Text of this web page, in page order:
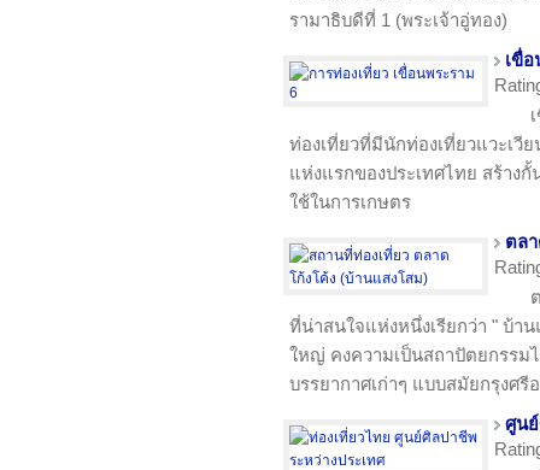
รามาธิบดีที่ 1 (พระเจ้าอู่ทอง)
เขื่
ท่องเที่ยวที่มีนักท่องเที่ยวแวะเวี
แห่งแรกของประเทศไทย สร้าง
ใช้ในการเกษตร
ตล
ที่น่าสนใจแห่งหนึ่งเรียกว่า " บ้า
ใหญ่ คงความเป็นสถาปัตยกรร
บรรยากาศเก่าๆ แบบสมัยกรุงศรี
ศูนย์